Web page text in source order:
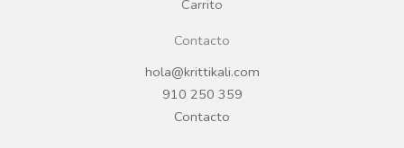
Carrito
Contacto
hola@krittikali.com
910 250 359
Contacto